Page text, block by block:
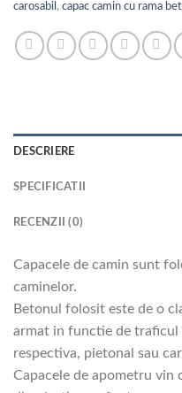
carosabil , capac camin cu rama
DESCRIERE
SPECIFICATII
RECENZII (0)
Capacele de camin sunt
caminelor.
Betonul folosit este de o
armat in functie de traficul
respectiva, pietonal sau
Capacele de apometru vin